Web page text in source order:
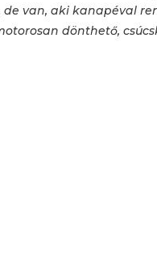
de van, aki kanapéval
dönthető,